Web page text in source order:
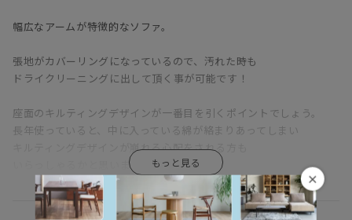
×
幅広なアームが特徴的なソファ。
張地がカバーリングになっているので、汚れた時も
ドライクリーニングに出して頂く事が可能です！
座面のキルティングデザインが一番目を引くポイントでしょう。
長年使っていると、中に入っている綿が絡まりあってしまい
キルティングデザインが崩れる心配をされる方も
いらっしゃるかと思いますが、
フリーダムソファに使用されている綿はセファロン綿という
絡まりにくい綿を使用しているので、そんな心配は不要です。